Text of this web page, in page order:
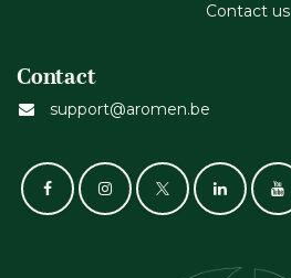
Contact us
Contact
support@aromen.be